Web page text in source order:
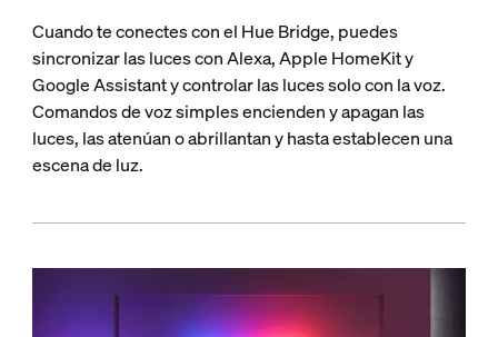
Cuando te conectes con el Hue Bridge, puedes
sincronizar las luces con Alexa, Apple HomeKit y
Google Assistant y controlar las luces solo con la voz.
Comandos de voz simples encienden y apagan las
luces, las atenúan o abrillantan y hasta establecen una
escena de luz.